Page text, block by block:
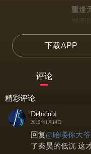
重逢
对面
提起
重逢
对面
我是
不要
下载APP
评论
精彩评论
Debidobi
2015年1月14日
回复@哈喽你大爷
了秦昊的低沉 这